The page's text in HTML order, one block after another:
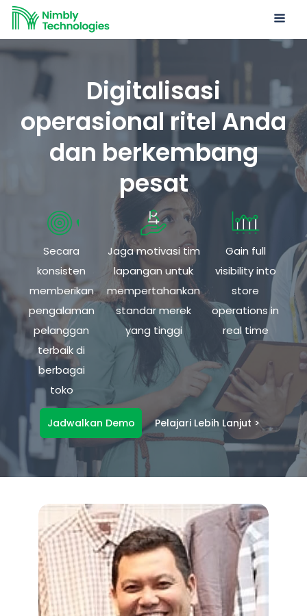
Digitalisasi
operasional ritel Anda
dan berkembang
pesat
Secara
konsisten
memberikan
pengalaman
pelanggan
terbaik di
berbagai
toko
Jaga motivasi tim
lapangan untuk
mempertahankan
standar merek
yang tinggi
Gain full
visibility into
store
operations in
real time
Jadwalkan Demo Pelajari Lebih Lanjut >